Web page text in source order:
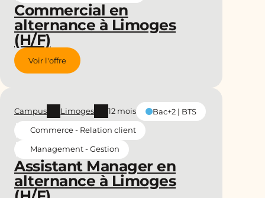
Commercial en
alternance à Limoges
(H/F)
Voir l'offre
Assistant Manager en
alternance à Limoges
Campus Limoges 12 mois
Bac+2 | BTS
Commerce - Relation client
Management - Gestion